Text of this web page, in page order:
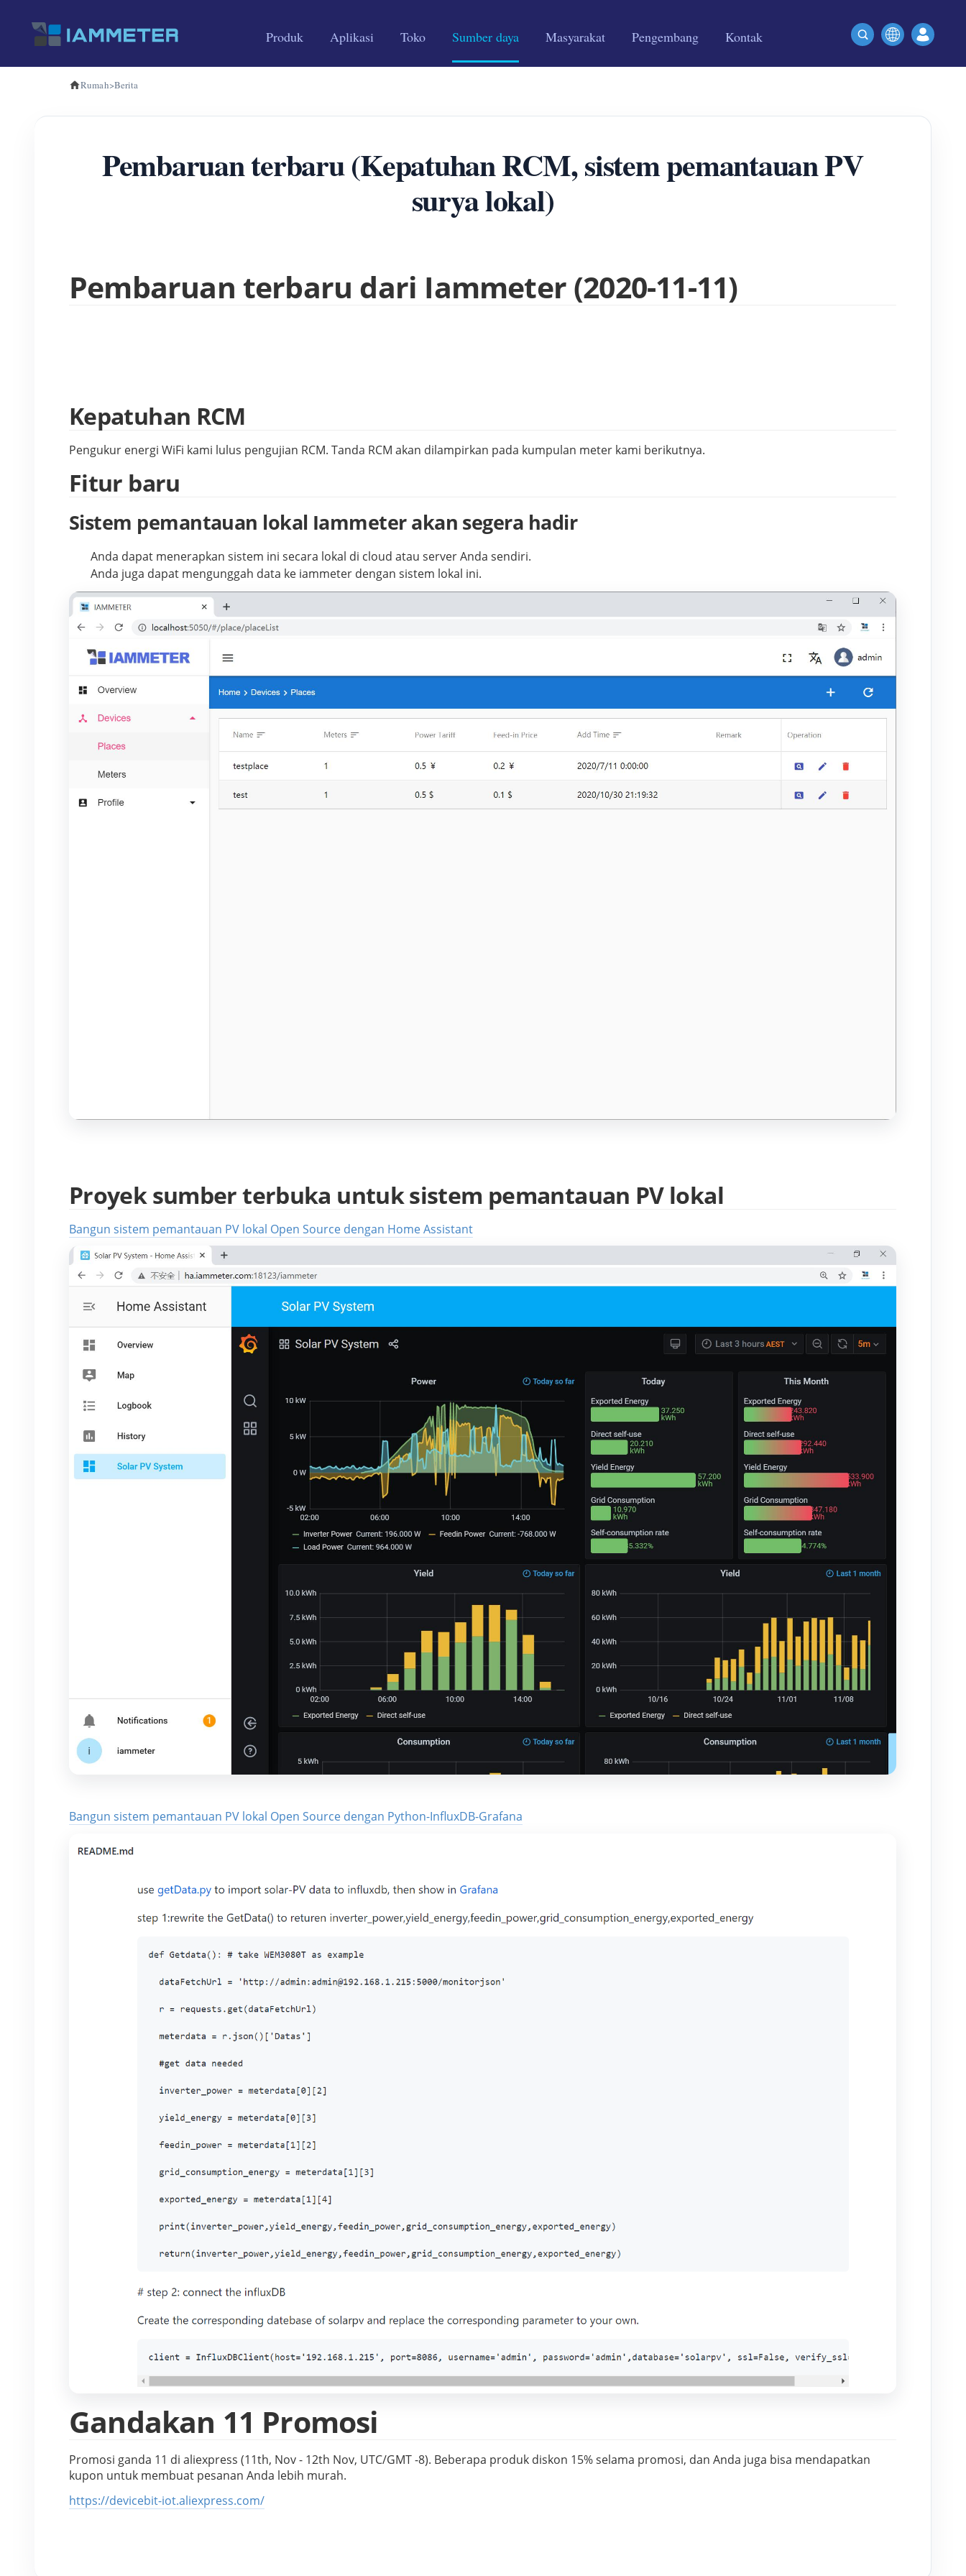
Produk Aplikasi Toko Sumber daya Masyarakat Pengembang Kontak
Rumah>Berita
Pembaruan terbaru (Kepatuhan RCM, sistem pemantauan PV
surya lokal)
Pembaruan terbaru dari Iammeter (2020-11-11)
Kepatuhan RCM
Pengukur energi WiFi kami lulus pengujian RCM. Tanda RCM akan dilampirkan pada kumpulan meter kami berikutnya.
Fitur baru
Sistem pemantauan lokal Iammeter akan segera hadir
Anda dapat menerapkan sistem ini secara lokal di cloud atau server Anda sendiri.
Anda juga dapat mengunggah data ke iammeter dengan sistem lokal ini.
Proyek sumber terbuka untuk sistem pemantauan PV lokal
Bangun sistem pemantauan PV lokal Open Source dengan Home Assistant
Bangun sistem pemantauan PV lokal Open Source dengan Python-InfluxDB-Grafana
Gandakan 11 Promosi
Promosi ganda 11 di aliexpress (11th, Nov - 12th Nov, UTC/GMT -8). Beberapa produk diskon 15% selama promosi, dan Anda juga bisa mendapatkan
kupon untuk membuat pesanan Anda lebih murah.
https://devicebit-iot.aliexpress.com/